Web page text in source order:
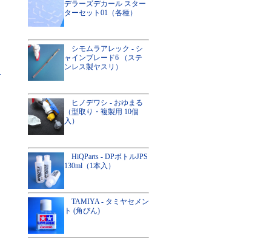
デラーズデカール スター
ターセット01（各種）
シモムラアレック - シ
ャインブレード6 （ステ
ンレス製ヤスリ）
ヒノデワシ - おゆまる
（型取り・複製用 10個
入）
HiQParts - DPボトルJPS
130ml（1本入）
TAMIYA - タミヤセメン
ト (角びん)